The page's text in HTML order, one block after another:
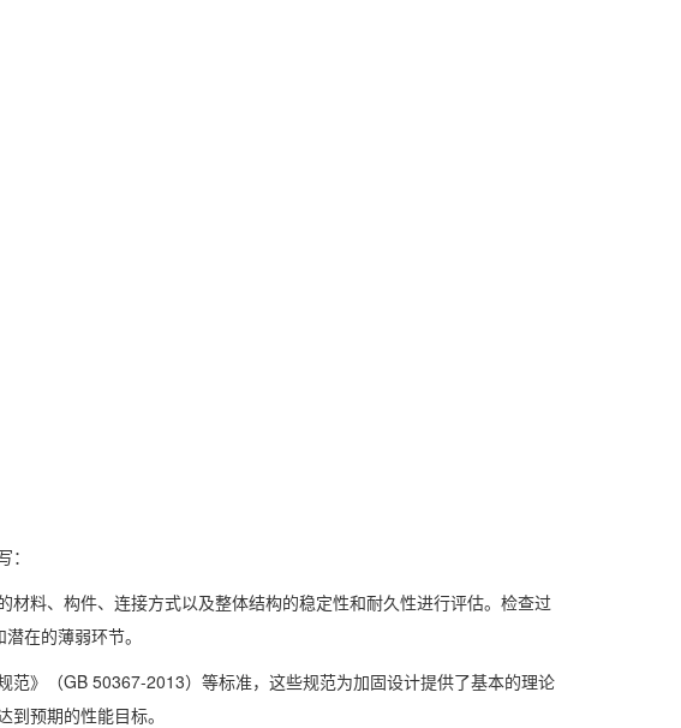
料、构件、连接方式以及整体结构的稳定性和耐久性进行评估。检查过
在的薄弱环节。
范》（GB 50367-2013）等标准，这些规范为加固设计提供了基本的理论
预期的性能目标。